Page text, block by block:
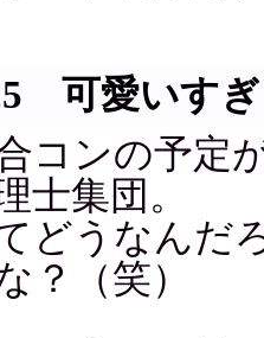
可愛いす
コンの予定
士集団。
どうなんだ
？（笑）